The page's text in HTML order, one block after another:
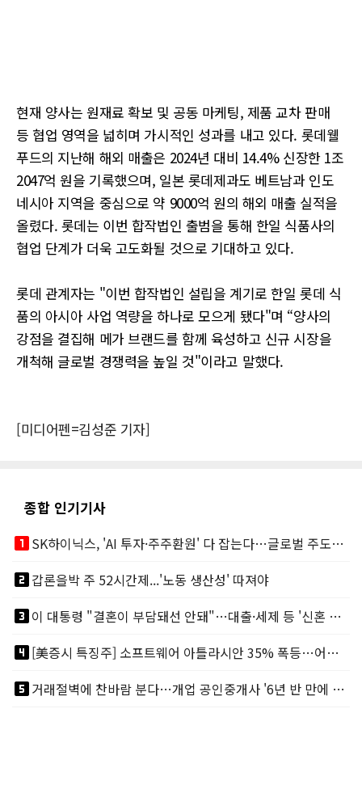
현재 양사는 원재료 확보 및 공동 마케팅, 제품 교차 판매
등 협업 영역을 넓히며 가시적인 성과를 내고 있다. 롯데웰
푸드의 지난해 해외 매출은 2024년 대비 14.4% 신장한 1조
2047억 원을 기록했으며, 일본 롯데제과도 베트남과 인도
네시아 지역을 중심으로 약 9000억 원의 해외 매출 실적을
올렸다. 롯데는 이번 합작법인 출범을 통해 한일 식품사의
협업 단계가 더욱 고도화될 것으로 기대하고 있다.
롯데 관계자는 "이번 합작법인 설립을 계기로 한일 롯데 식
품의 아시아 사업 역량을 하나로 모으게 됐다"며 “양사의
강점을 결집해 메가 브랜드를 함께 육성하고 신규 시장을
개척해 글로벌 경쟁력을 높일 것"이라고 말했다.
[미디어펜=김성준 기자]
종합 인기기사
looks_one
SK하이닉스, 'AI 투자·주주환원' 다 잡는다…글로벌 주도권 굳히기
looks_two갑론을박 주 52시간제...'노동 생산성' 따져야
looks_3
이 대통령 "결혼이 부담돼선 안돼"…대출·세제 등 '신혼 걸림돌' 제거
looks_4
[美증시 특징주] 소프트웨어 아틀라시안 35% 폭등…어닝서프, 투자의견 줄줄이 상향
looks_5
거래절벽에 찬바람 분다…개업 공인중개사 '6년 반 만에 최저'